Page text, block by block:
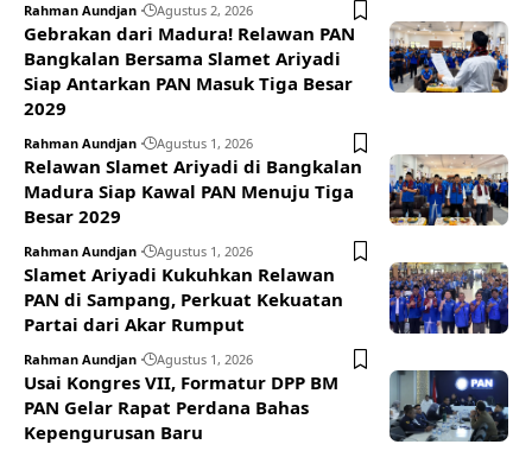
Rahman Aundjan Agustus 2, 2026
Gebrakan dari Madura! Relawan PAN
Bangkalan Bersama Slamet Ariyadi
Siap Antarkan PAN Masuk Tiga Besar
2029
Rahman Aundjan Agustus 1, 2026
Relawan Slamet Ariyadi di Bangkalan
Madura Siap Kawal PAN Menuju Tiga
Besar 2029
Rahman Aundjan Agustus 1, 2026
Slamet Ariyadi Kukuhkan Relawan
PAN di Sampang, Perkuat Kekuatan
Partai dari Akar Rumput
Rahman Aundjan Agustus 1, 2026
Usai Kongres VII, Formatur DPP BM
PAN Gelar Rapat Perdana Bahas
Kepengurusan Baru